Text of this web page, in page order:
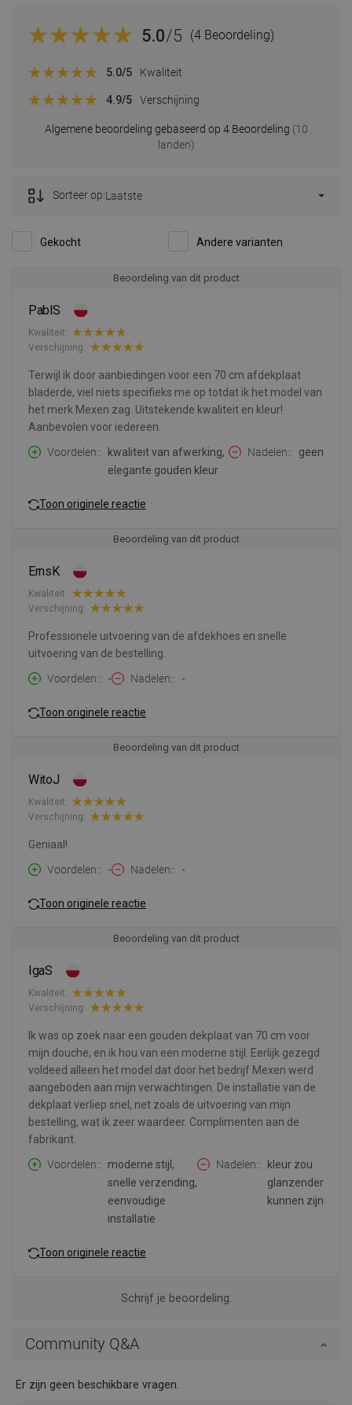
5.0/5 (4 Beoordeling)
Algemene beoordeling gebaseerd op 4 Beoordeling (10
landen)
5.0/5 Kwaliteit
4.9/5 Verschijning
Gekocht Andere varianten
Sorteer op:Laatste
Beoordeling van dit product
PablS
Kwaliteit:
Verschijning:
Terwijl ik door aanbiedingen voor een 70 cm afdekplaat
bladerde, viel niets specifieks me op totdat ik het model van
het merk Mexen zag. Uitstekende kwaliteit en kleur!
Aanbevolen voor iedereen.
Voordelen:
kwaliteit van afwerking,
elegante gouden kleur
Nadelen: geen
Toon originele reactie
Beoordeling van dit product
ErnsK
Kwaliteit:
Verschijning:
Professionele uitvoering van de afdekhoes en snelle
uitvoering van de bestelling.
Voordelen:
- Nadelen: -
Toon originele reactie
Beoordeling van dit product
WitoJ
Kwaliteit:
Verschijning:
Geniaal!
Voordelen:
- Nadelen: -
Toon originele reactie
Beoordeling van dit product
IgaS
Kwaliteit:
Verschijning:
Ik was op zoek naar een gouden dekplaat van 70 cm voor
mijn douche, en ik hou van een moderne stijl. Eerlijk gezegd
voldeed alleen het model dat door het bedrijf Mexen werd
aangeboden aan mijn verwachtingen. De installatie van de
dekplaat verliep snel, net zoals de uitvoering van mijn
bestelling, wat ik zeer waardeer. Complimenten aan de
fabrikant.
Voordelen:
moderne stijl,
snelle verzending,
eenvoudige
installatie
Nadelen:
kleur zou
glanzender
kunnen zijn
Toon originele reactie
Schrijf je beoordeling.
Community Q&A
Er zijn geen beschikbare vragen.